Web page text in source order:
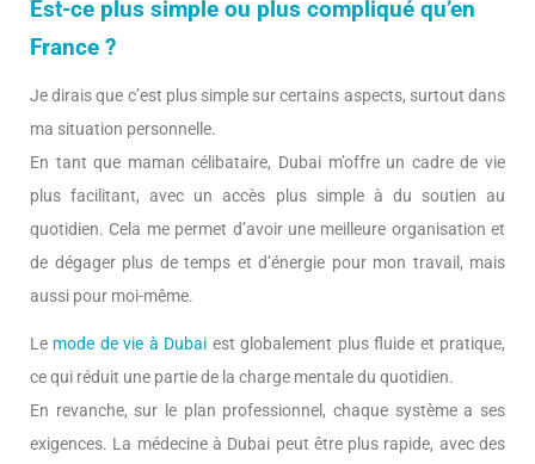
Est-ce plus simple ou plus compliqué qu’en
France ?
Je dirais que c’est plus simple sur certains aspects, surtout dans
ma situation personnelle.
En tant que maman célibataire, Dubai m’offre un cadre de vie
plus facilitant, avec un accès plus simple à du soutien au
quotidien. Cela me permet d’avoir une meilleure organisation et
de dégager plus de temps et d’énergie pour mon travail, mais
aussi pour moi-même.
Le mode de vie à Dubai est globalement plus fluide et pratique,
ce qui réduit une partie de la charge mentale du quotidien.
En revanche, sur le plan professionnel, chaque système a ses
exigences. La médecine à Dubai peut être plus rapide, avec des